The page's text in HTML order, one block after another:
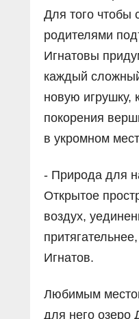
Для того чтобы
родителями
Игнатовы
каждый
новую игрушку,
покорения
в укромном
- Природа для
Открытое
воздух,
Игнатов.
Любимым
для него озеро